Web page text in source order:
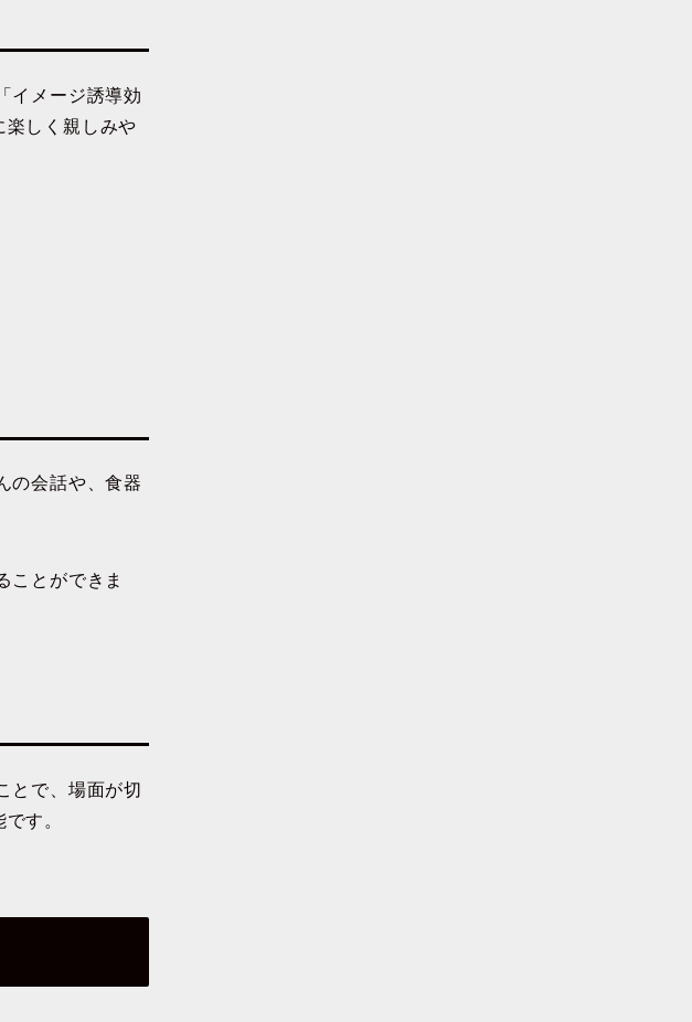
イメージ誘導効
楽しく親しみや
の会話や、食器
ことができま
とで、場面が切
す。